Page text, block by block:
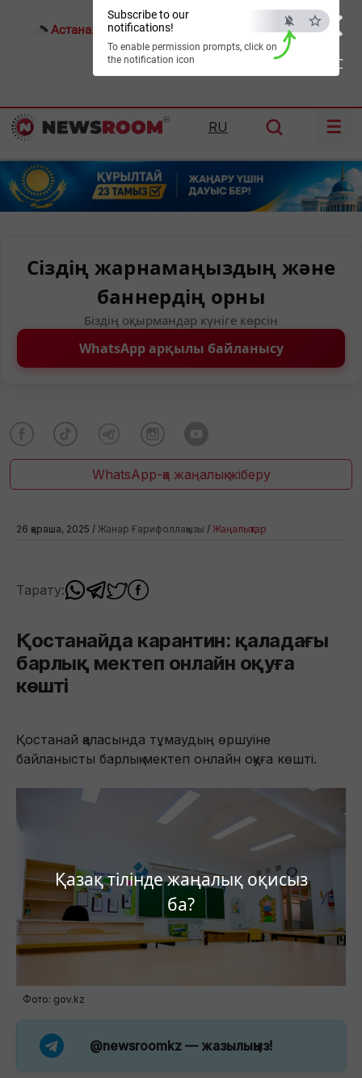
×
ESC
Қазақ тілінде жаңалық оқисыз
ба?
Subscribe to our
notifications!
To enable permission prompts, click on
the notification icon
Астана: 23°C Алматы: Шымкент:35°C
RU ☰
Сіздің жарнамаңыздың және
баннердің орны
Біздің оқырмандар күніге көрсін
WhatsApp арқылы байланысу
WhatsApp-қа жаңалық жіберу
26 қараша, 2025 / Жанар Ғарифоллақызы / Жаңалықтар
Тарату:
Қостанайда карантин: қаладағы
барлық мектеп онлайн оқуға
көшті
Қостанай қаласында тұмаудың өршуіне
байланысты барлық мектеп онлайн оқуға көшті.
Фото: gov.kz
@newsroomkz — жазылыңыз!